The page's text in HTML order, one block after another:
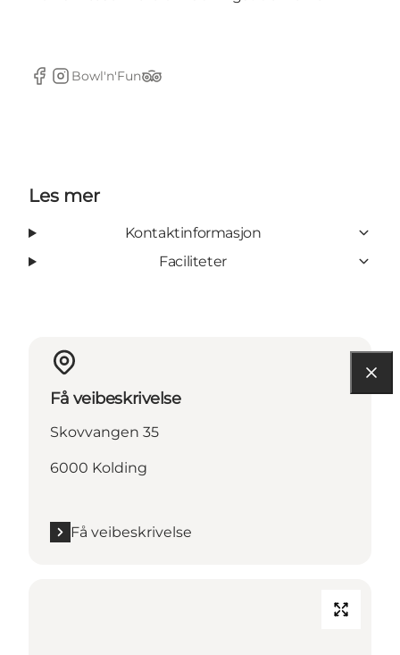
Facebook
Instagram
Bowl'n'Fun
TripAdvisor
Les mer
Kontaktinformasjon
Faciliteter
Få veibeskrivelse
Skovvangen 35
6000 Kolding
Få veibeskrivelse